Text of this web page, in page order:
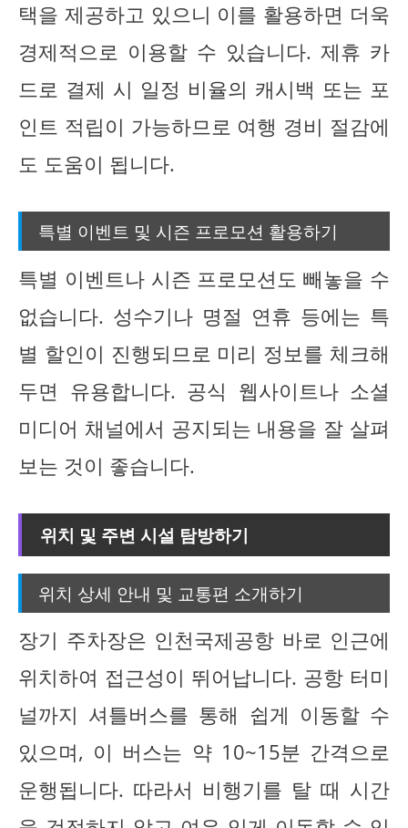
택을 제공하고 있으니 이를 활용하면 더욱
경제적으로 이용할 수 있습니다. 제휴 카
드로 결제 시 일정 비율의 캐시백 또는 포
인트 적립이 가능하므로 여행 경비 절감에
도 도움이 됩니다.
특별 이벤트 및 시즌 프로모션 활용하기
특별 이벤트나 시즌 프로모션도 빼놓을 수
없습니다. 성수기나 명절 연휴 등에는 특
별 할인이 진행되므로 미리 정보를 체크해
두면 유용합니다. 공식 웹사이트나 소셜
미디어 채널에서 공지되는 내용을 잘 살펴
보는 것이 좋습니다.
위치 및 주변 시설 탐방하기
위치 상세 안내 및 교통편 소개하기
장기 주차장은 인천국제공항 바로 인근에
위치하여 접근성이 뛰어납니다. 공항 터미
널까지 셔틀버스를 통해 쉽게 이동할 수
있으며, 이 버스는 약 10~15분 간격으로
운행됩니다. 따라서 비행기를 탈 때 시간